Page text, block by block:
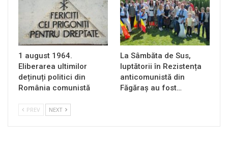
1 august 1964.
Eliberarea ultimilor
deținuți politici din
România comunistă
La Sâmbăta de Sus,
luptătorii în Rezistența
anticomunistă din
Făgăraș au fost…
PREV NEXT